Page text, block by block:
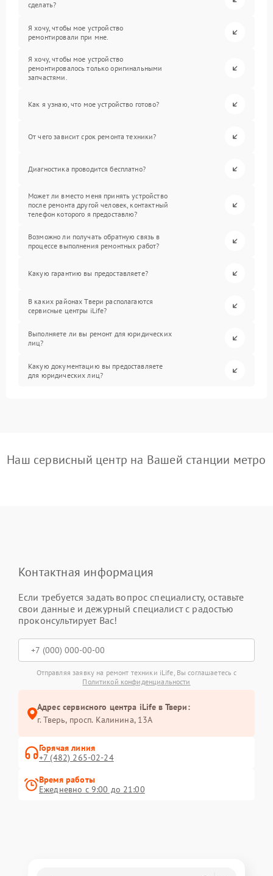
сделать?
Я хочу, чтобы мое устройство
ремонтировали при мне.
Я хочу, чтобы мое устройство
ремонтировалось только оригинальными
запчастями.
Как я узнаю, что мое устройство готово?
От чего зависит срок ремонта техники?
Диагностика проводится бесплатно?
Может ли вместо меня принять устройство
после ремонта другой человек, контактный
телефон которого я предоставлю?
Возможно ли получать обратную связь в
процессе выполнения ремонтных работ?
Какую гарантию вы предоставляете?
В каких районах Твери располагаются
сервисные центры iLife?
Выполняете ли вы ремонт для юридических
лиц?
Какую документацию вы предоставляете
для юридических лиц?
Наш сервисный центр на Вашей станции метро
Контактная информация
Если требуется задать вопрос специалисту, оставьте
свои данные и дежурный специалист с радостью
проконсультирует Вас!
Отправляя заявку на ремонт техники iLife, Вы соглашаетесь с
Политикой конфиденциальности
Адрес сервисного центра iLife в Твери:
г. Тверь, просп. Калинина, 13А
Горячая линия
+7 (482) 265-02-24
Время работы
Ежедневно с 9:00 до 21:00